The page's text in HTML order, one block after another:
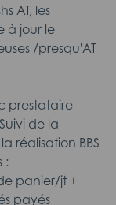
AT, les
à jour le
/presqu'AT
prestataire
de la
réalisation BBS
:
panier/jt +
payés